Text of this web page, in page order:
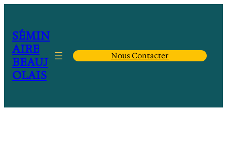
contenu
SÉMIN
AIRE
BEAUJ
OLAIS
Nous Contacter